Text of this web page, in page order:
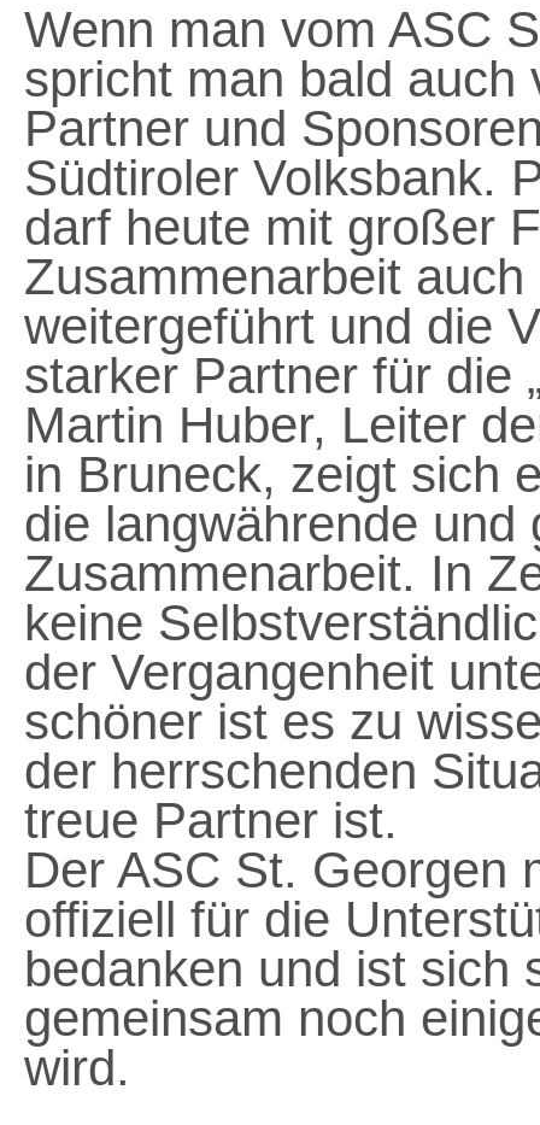
Wenn man vom ASC
spricht man bald auch
Partner und
Südtiroler Volksbank.
darf heute mit großer
Zusammenarbeit
weitergeführt und die
starker Partner für die
Martin Huber, Leiter
in Bruneck, zeigt sich
die langwährende und
Zusammenarbeit. In
keine
der Vergangenheit
schöner ist es zu
der herrschenden
treue Partner ist.
Der ASC St. Georgen
offiziell für die
bedanken und ist sich
gemeinsam noch
wird.